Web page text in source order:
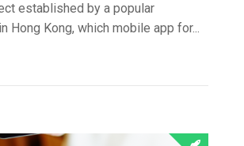
established by a popular
Hong Kong, which mobile app for...